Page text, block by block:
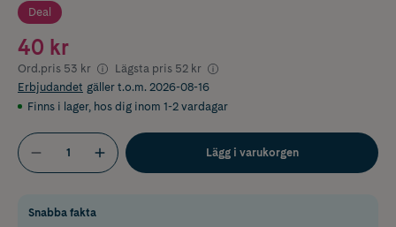
Deal
40 kr
Ord.pris 53 kr Lägsta pris 52 kr
Erbjudandet gäller t.o.m. 2026-08-16
Finns i lager, hos dig inom 1-2 vardagar
Lägg i varukorgen
Snabba fakta